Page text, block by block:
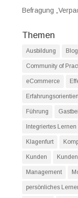
Befragung
Themen
Ausbildung Blog
Community of
eCommerce
Führung
Integriertes Lernen
Klagenfurt
Kunden
Management
persönliches